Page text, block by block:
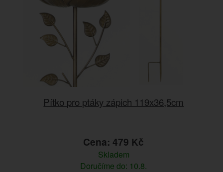
Pítko pro ptáky zápich 119x36,5cm
Cena: 479 Kč
Skladem
Doručíme do: 10.8.